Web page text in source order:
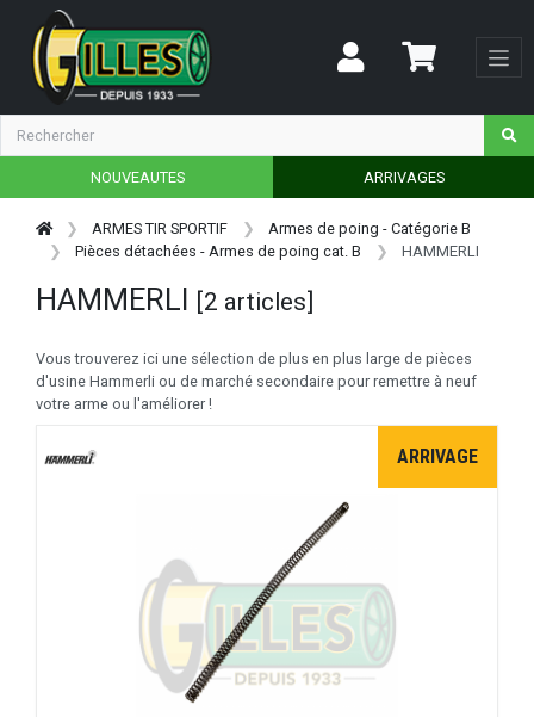
NOUVEAUTES ARRIVAGES
ARMES TIR SPORTIF
Armes de poing - Catégorie B
Pièces détachées - Armes de poing cat. B
HAMMERLI
HAMMERLI [2 articles]
Vous trouverez ici une sélection de plus en plus large de pièces
d'usine Hammerli ou de marché secondaire pour remettre à neuf
votre arme ou l'améliorer !
ARRIVAGE